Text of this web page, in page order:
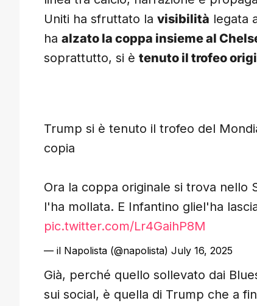
Uniti ha sfruttato la visibilità legata
ha alzato la coppa insieme al
soprattutto, si è tenuto il trofeo
Trump si è tenuto il trofeo del
copia
Ora la coppa originale si trova nello
l'ha mollata. E Infantino gliel'ha
pic.twitter.com/Lr4GaihP8M
— il Napolista (@napolista) July 16, 2025
Già, perché quello sollevato dai
sui social, è quella di Trump che a